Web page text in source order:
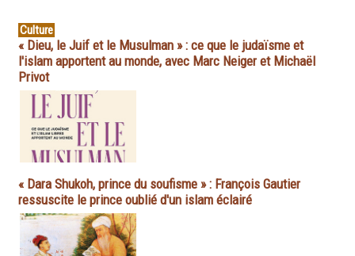
Culture
« Dieu, le Juif et le Musulman » : ce que le judaïsme et
l'islam apportent au monde, avec Marc Neiger et Michaël
Privot
« Dara Shukoh, prince du soufisme » : François Gautier
ressuscite le prince oublié d'un islam éclairé